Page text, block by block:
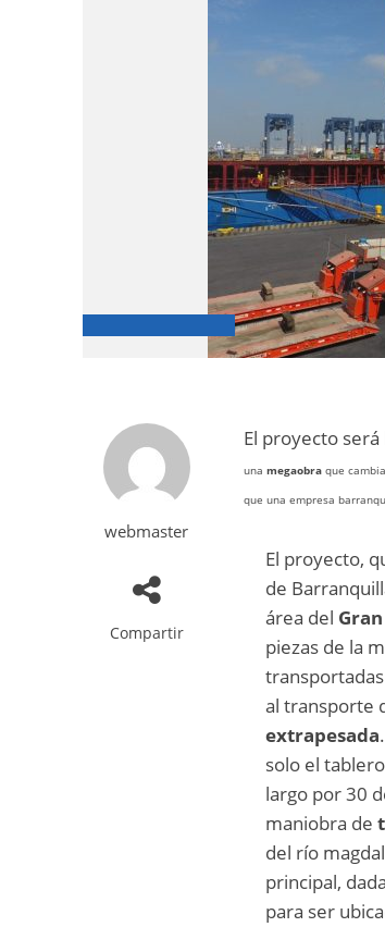
webmaster
Compartir
El proyecto
unamegaobra que
que una empresa
El proyecto,
de
área del
piezas de la
al transporte
extrapesada
solo el
largo por 30
maniobra de
del río
principal,
para ser